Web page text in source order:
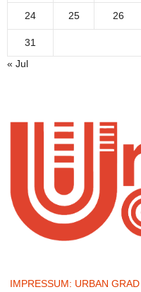
24 25 26
31
« Jul
IMPRESSUM: URBAN